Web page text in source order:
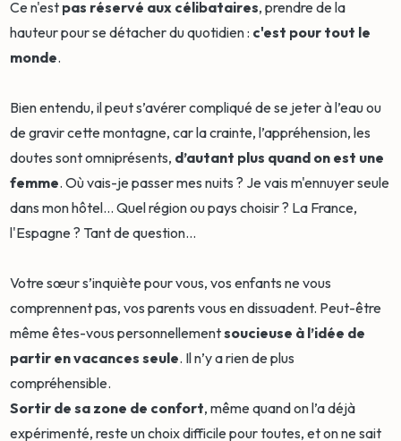
Ce n'est pas réservé aux célibataires, prendre de la
hauteur pour se détacher du quotidien : c'est pour tout le
monde.
Bien entendu, il peut s’avérer compliqué de se jeter à l’eau ou
de gravir cette montagne, car la crainte, l’appréhension, les
doutes sont omniprésents, d’autant plus quand on est une
femme. Où vais-je passer mes nuits ? Je vais m'ennuyer seule
dans mon hôtel... Quel région ou pays choisir ? La France,
l'Espagne ? Tant de question...
Votre sœur s’inquiète pour vous, vos enfants ne vous
comprennent pas, vos parents vous en dissuadent. Peut-être
même êtes-vous personnellementsoucieuse à l’idée de
partir en vacances seule. Il n’y a rien de plus
compréhensible.
Sortir de sa zone de confort, même quand on l’a déjà
expérimenté, reste un choix difficile pour toutes, et on ne sait